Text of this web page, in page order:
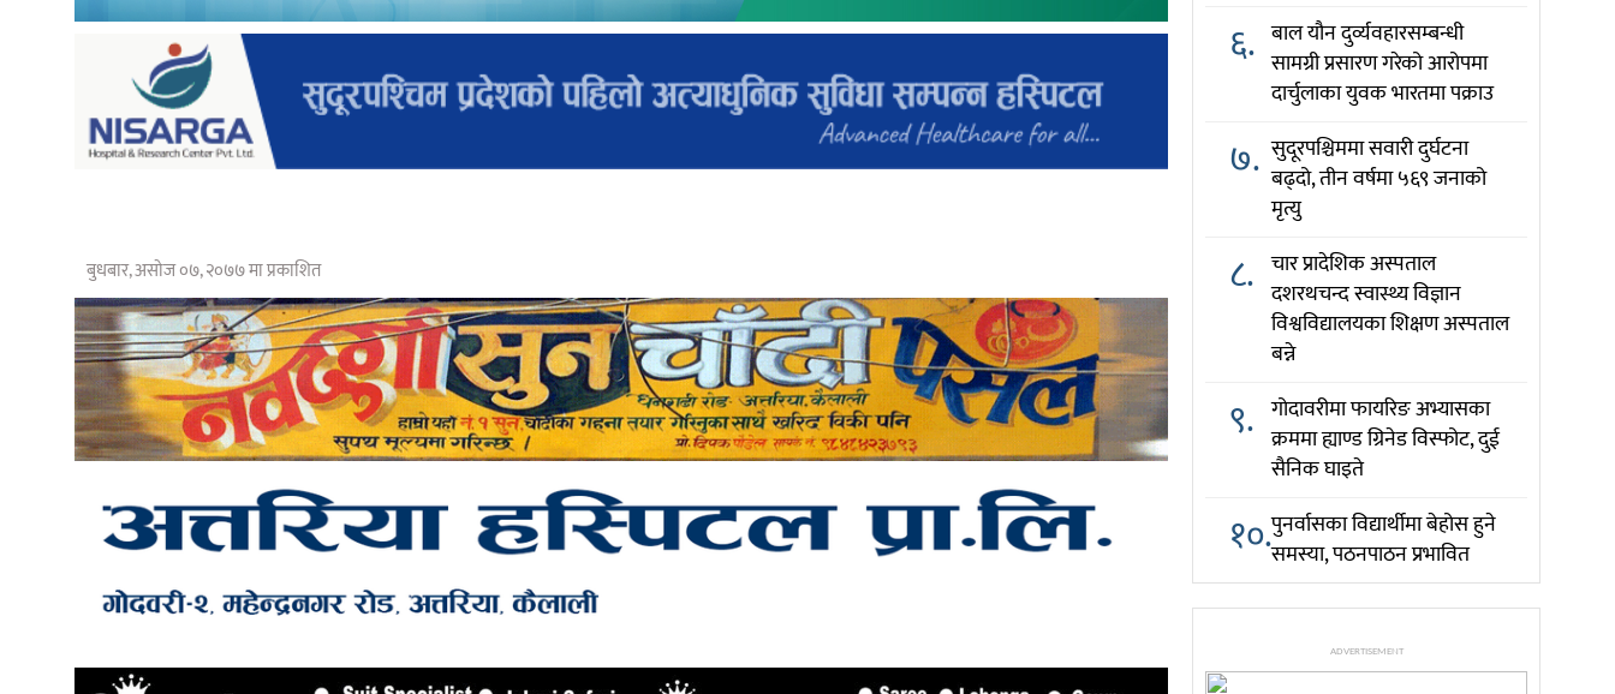
बुधबार, असोज ०७, २०७७ मा प्रकाशित
६. बाल यौन दुर्व्यवहारसम्बन्धी
सामग्री प्रसारण गरेको आरोपमा
दार्चुलाका युवक भारतमा पक्राउ
७. सुदूरपश्चिममा सवारी दुर्घटना
बढ्दो, तीन वर्षमा ५६९ जनाको
मृत्यु
८. चार प्रादेशिक अस्पताल
दशरथचन्द स्वास्थ्य विज्ञान
विश्वविद्यालयका शिक्षण अस्पताल
बन्ने
९. गोदावरीमा फायरिङ अभ्यासका
क्रममा ह्याण्ड ग्रिनेड विस्फोट, दुई
सैनिक घाइते
१०.पुनर्वासका विद्यार्थीमा बेहोस हुने
समस्या, पठनपाठन प्रभावित
ADVERTISEMENT